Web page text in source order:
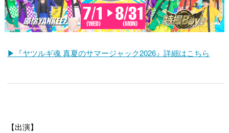
▶『ヤツルギ魂 真夏のサマージャック2026』詳細はこちら
【出演】